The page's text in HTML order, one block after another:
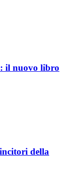
il nuovo libro
della